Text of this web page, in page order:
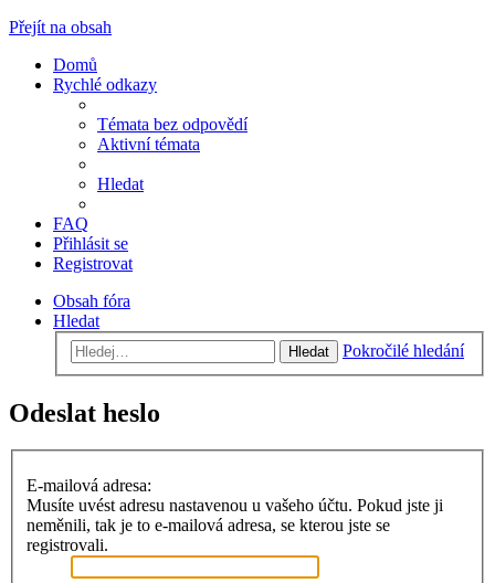
Přejít na obsah
Domů
Rychlé odkazy
Témata bez odpovědí
Aktivní témata
Hledat
FAQ
Přihlásit se
Registrovat
Obsah fóra
Hledat
Hledat Pokročilé hledání
Odeslat heslo
E-mailová adresa:
Musíte uvést adresu nastavenou u vašeho účtu. Pokud jste ji
neměnili, tak je to e-mailová adresa, se kterou jste se
registrovali.